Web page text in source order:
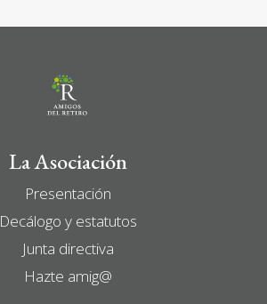
La Asociación
Presentación
Decálogo y estatutos
Junta directiva
Hazte amig@